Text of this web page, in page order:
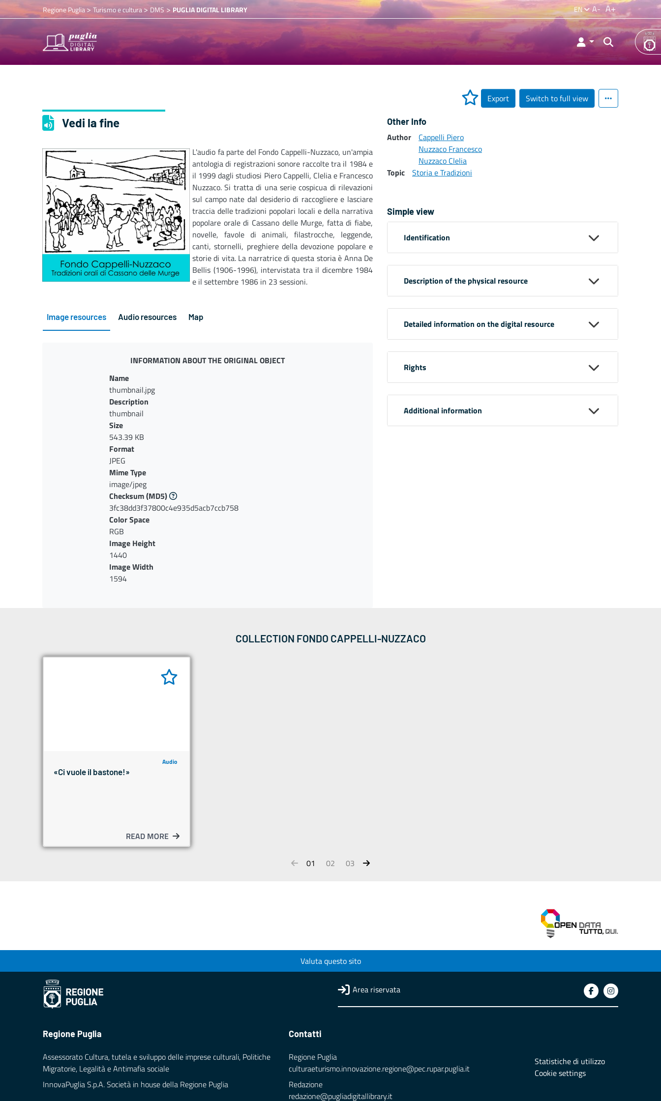
Regione Puglia> Turismo e cultura>DMS > PUGLIA DIGITAL LIBRARY EN A- A+
Export Switch to full view
Vedi la fine
L'audio fa parte del Fondo Cappelli-Nuzzaco, un'ampia
antologia di registrazioni sonore raccolte tra il 1984 e
il 1999 dagli studiosi Piero Cappelli, Clelia e Francesco
Nuzzaco. Si tratta di una serie cospicua di rilevazioni
sul campo nate dal desiderio di raccogliere e lasciare
traccia delle tradizioni popolari locali e della narrativa
popolare orale di Cassano delle Murge, fatta di fiabe,
novelle, favole di animali, filastrocche, leggende,
canti, stornelli, preghiere della devozione popolare e
storie di vita. La narratrice di questa storia è Anna De
Bellis (1906-1996), intervistata tra il dicembre 1984
e il settembre 1986 in 23 sessioni.
Image resources Audio resources Map
INFORMATION ABOUT THE ORIGINAL OBJECT
Name
thumbnail.jpg
Description
thumbnail
Size
543.39 KB
Format
JPEG
Mime Type
image/jpeg
Checksum(MD5)
3fc38dd3f37800c4e935d5acb7ccb758
Color Space
RGB
Image Height
1440
Image Width
1594
Other Info
Author
Cappelli Piero
Nuzzaco Francesco
Nuzzaco Clelia
Topic
Storia e Tradizioni
Simple view
Identification
Description of the physical resource
Detailed information on the digital resource
Rights
Additional information
COLLECTION FONDO CAPPELLI-NUZZACO
Audio
«Ci vuole il bastone!»
READ MORE
01 02 03
Valuta questo sito
Area riservata
Regione Puglia
Assessorato Cultura, tutela e sviluppo delle imprese culturali, Politiche
Migratorie, Legalità e Antimafia sociale
InnovaPuglia S.p.A. Società in house della Regione Puglia
Contatti
Regione Puglia
culturaeturismo.innovazione.regione@pec.rupar.puglia.it
Redazione
redazione@pugliadigitallibrary.it
Statistiche di utilizzo
Cookie settings